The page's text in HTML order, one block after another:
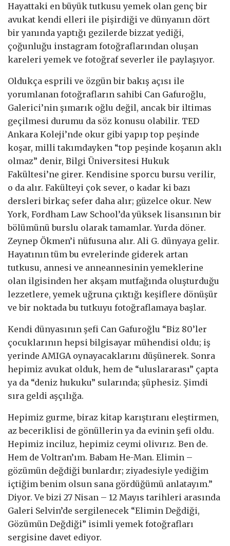
Hayattaki en büyük tutkusu yemek olan genç bir
avukat kendi elleri ile pişirdiği ve dünyanın dört
bir yanında yaptığı gezilerde bizzat yediği,
çoğunluğu instagram fotoğraflarından oluşan
kareleri yemek ve fotoğraf severler ile paylaşıyor.
Oldukça esprili ve özgün bir bakış açısı ile
yorumlanan fotoğrafların sahibi Can Gafuroğlu,
Galerici’nin şımarık oğlu değil, ancak bir iltimas
geçilmesi durumu da söz konusu olabilir. TED
Ankara Koleji’nde okur gibi yapıp top peşinde
koşar, milli takımdayken “top peşinde koşanın aklı
olmaz” denir, Bilgi Üniversitesi Hukuk
Fakültesi’ne girer. Kendisine sporcu bursu verilir,
o da alır. Fakülteyi çok sever, o kadar ki bazı
dersleri birkaç sefer daha alır; güzelce okur. New
York, Fordham Law School’da yüksek lisansının bir
bölümünü burslu olarak tamamlar. Yurda döner.
Zeynep Ökmen’i nüfusuna alır. Ali G. dünyaya gelir.
Hayatının tüm bu evrelerinde giderek artan
tutkusu, annesi ve anneannesinin yemeklerine
olan ilgisinden her akşam mutfağında oluşturduğu
lezzetlere, yemek uğruna çıktığı keşiflere dönüşür
ve bir noktada bu tutkuyu fotoğraflamaya başlar.
Kendi dünyasının şefi Can Gafuroğlu “Biz 80’ler
çocuklarının hepsi bilgisayar mühendisi oldu; iş
yerinde AMIGA oynayacaklarını düşünerek. Sonra
hepimiz avukat olduk, hem de “uluslararası” çapta
ya da “deniz hukuku” sularında; şüphesiz. Şimdi
sıra geldi aşçılığa.
Hepimiz gurme, biraz kitap karıştıranı eleştirmen,
az beceriklisi de gönüllerin ya da evinin şefi oldu.
Hepimiz inciluz, hepimiz ceymi olivırız. Ben de.
Hem de Voltran’ım. Babam He-Man. Elimin –
gözümün değdiği bunlardır; ziyadesiyle yediğim
içtiğim benim olsun sana gördüğümü anlatayım.”
Diyor. Ve bizi 27 Nisan – 12 Mayıs tarihleri arasında
Galeri Selvin’de sergilenecek “Elimin Değdiği,
Gözümün Değdiği” isimli yemek fotoğrafları
sergisine davet ediyor.